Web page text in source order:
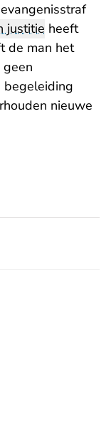
justitie heeft
de man het
begeleiding
nieuwe
via X -
nieuwsbericht via
dit nieuwsbericht
dit